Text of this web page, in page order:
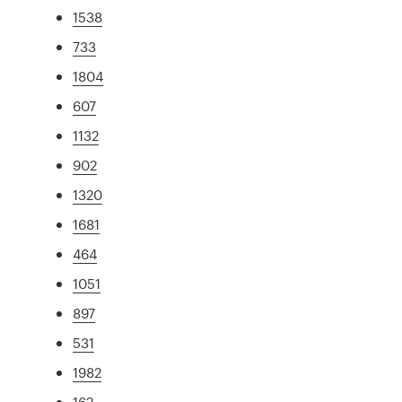
1538
733
1804
607
1132
902
1320
1681
464
1051
897
531
1982